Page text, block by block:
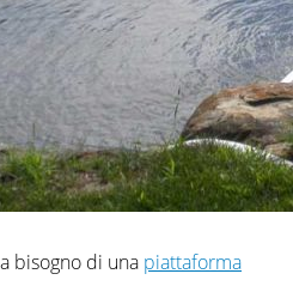
bisogno di una piattaforma